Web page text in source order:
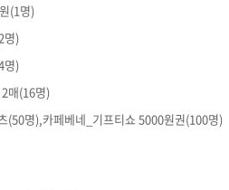
(1명)
명)
명)
매(16명)
(50명),카페베네_기프티쇼 5000원권(100명)